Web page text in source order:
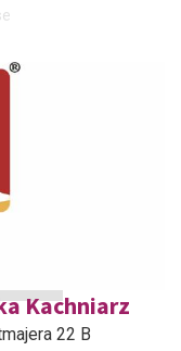
Kachniarz
22 B